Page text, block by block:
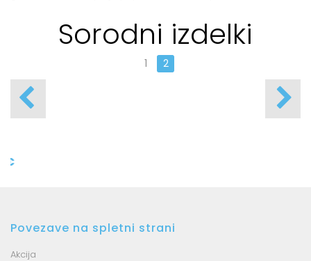
Sorodni izdelki
1 2
Povezave na spletni strani
Akcija